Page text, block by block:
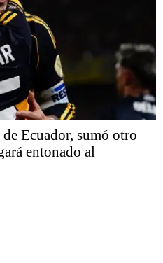
Ecuador, sumó otro
entonado al